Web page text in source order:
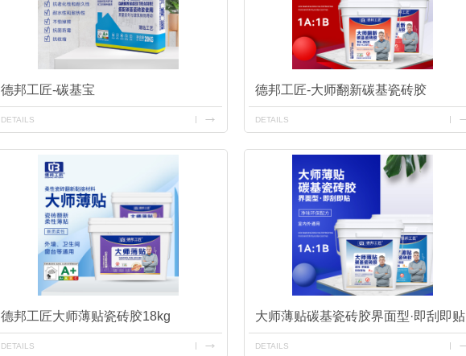
德邦工匠-碳基宝
DETAILS
德邦工匠-大师翻新碳基瓷砖胶
DETAILS
德邦工匠大师薄贴瓷砖胶18kg
DETAILS
大师薄贴碳基瓷砖胶界面型·即刮即贴
DETAILS